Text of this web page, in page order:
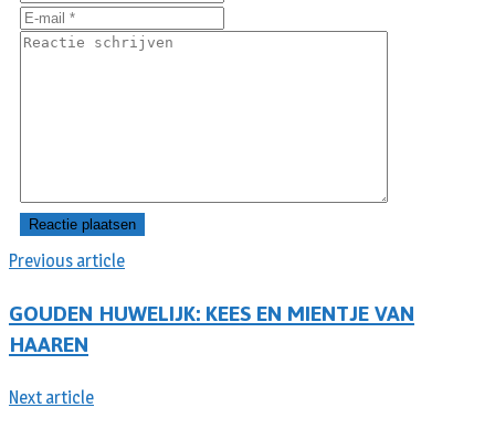
Previous article
GOUDEN HUWELIJK: KEES EN MIENTJE VAN
HAAREN
Next article